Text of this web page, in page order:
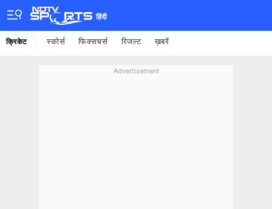
हिंदी
क्रिकेट स्कोर्स फिक्सचर्स रिजल्ट ख़बरें
Advertisement